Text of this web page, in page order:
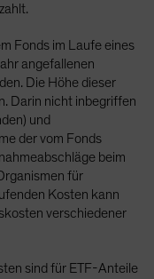
Fonds im Laufe eines
angefallenen
Die Höhe dieser
Darin nicht inbegriffen
und
der vom Fonds
beim
für
Kosten kann
verschiedener
sind für ETF-Anteile